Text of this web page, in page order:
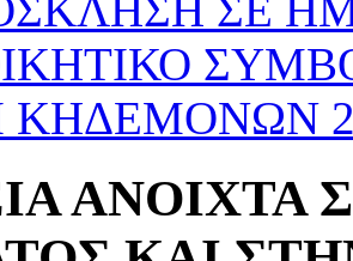
ΚΗΔΕΜΟΝΩΝ
ΑΝΟΙΧΤΑ